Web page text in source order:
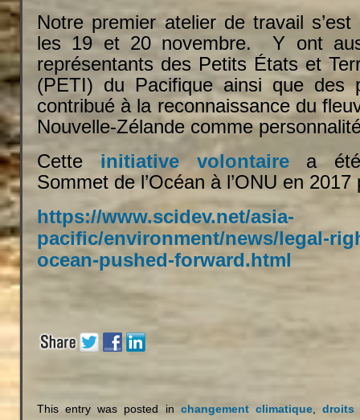
Notre premier atelier de travail
les 19 et 20 novembre. Y ont
représentants des Petits États et
(PETI) du Pacifique ainsi que des
contribué à la reconnaissance du
Nouvelle-Zélande comme
Cette initiative volontairea été
Sommet de l’Océan à l’ONU en 2017
https://www.scidev.net/asia-
pacific/environment/news/legal-
ocean-pushed-forward.html
This entry was posted in changement climatique, droits